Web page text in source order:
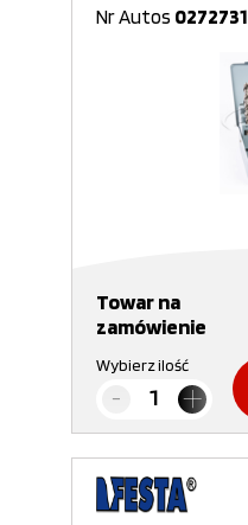
Nr Autos 0272731
Towar na
zamówienie
Wybierz ilość